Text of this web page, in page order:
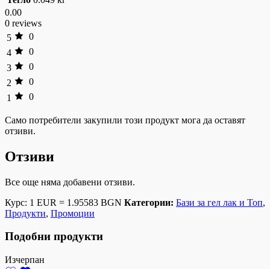
0.00
0 reviews
5
0
4
0
3
0
2
0
1
0
Само потребители закупили този продукт мога да оставят
отзиви.
Отзиви
Все още няма добавени отзиви.
Курс: 1 EUR = 1.95583 BGN Категории: Бази за гел лак и Топ,
Продукти, Промоции
Подобни продукти
Изчерпан